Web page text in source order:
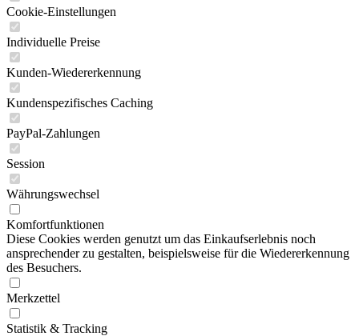
Cookie-Einstellungen
Individuelle Preise
Kunden-Wiedererkennung
Kundenspezifisches Caching
PayPal-Zahlungen
Session
Währungswechsel
Komfortfunktionen
Diese Cookies werden genutzt um das Einkaufserlebnis noch
ansprechender zu gestalten, beispielsweise für die Wiedererkennung
des Besuchers.
Merkzettel
Statistik & Tracking